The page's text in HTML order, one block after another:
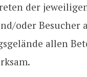
der
oder Besucher
allen